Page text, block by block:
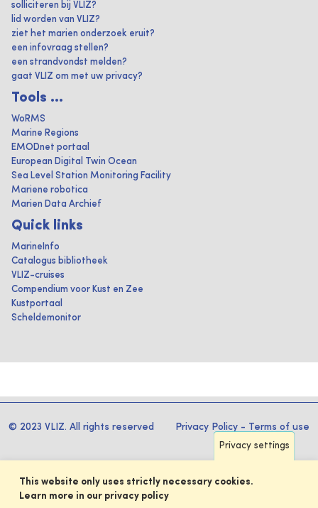
solliciteren bij VLIZ?
lid worden van VLIZ?
ziet het marien onderzoek eruit?
een infovraag stellen?
een strandvondst melden?
gaat VLIZ om met uw privacy?
Tools ...
WoRMS
Marine Regions
EMODnet portaal
European Digital Twin Ocean
Sea Level Station Monitoring Facility
Mariene robotica
Marien Data Archief
Quick links
MarineInfo
Catalogus bibliotheek
VLIZ-cruises
Compendium voor Kust en Zee
Kustportaal
Scheldemonitor
© 2023 VLIZ. All rights reserved Privacy Policy - Terms of use
Privacy settings
This website only uses strictly necessary cookies.
Learn more in our privacy policy